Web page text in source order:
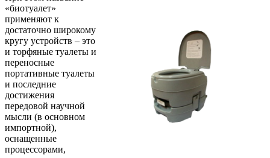
«биотуалет»
применяют к
достаточно широкому
кругу устройств – это
и торфяные туалеты и
переносные
портативные туалеты
и последние
достижения
передовой научной
мысли (в основном
импортной),
оснащенные
процессорами,